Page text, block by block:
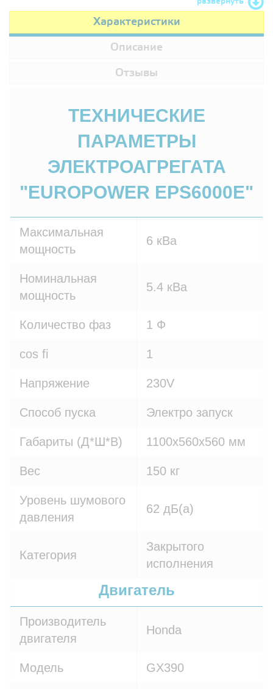
Характеристики
Описание
Отзывы
ТЕХНИЧЕСКИЕ
ПАРАМЕТРЫ
ЭЛЕКТРОАГРЕГАТА
"EUROPOWER EPS6000E"
Максимальная
мощность
6 кВа
Номинальная
мощность
5.4 кВа
Количество фаз 1 Ф
cos fi 1
Напряжение 230V
Способ пуска Электро запуск
Габариты (Д*Ш*В) 1100х560х560 мм
Вес 150 кг
Уровень шумового
давления
62 дБ(а)
Категория
Закрытого
исполнения
Двигатель
Производитель
двигателя
Honda
Модель GX390